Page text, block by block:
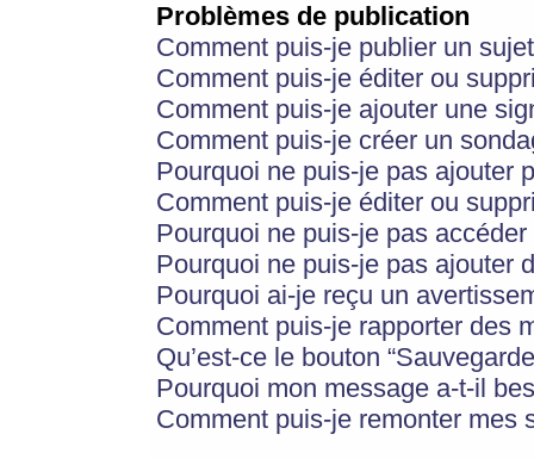
Problèmes de publication
Comment puis-je publier un
Comment puis-je éditer ou
Comment puis-je ajouter une
Comment puis-je créer un
Pourquoi ne puis-je pas ajouter
Comment puis-je éditer ou
Pourquoi ne puis-je pas
Pourquoi ne puis-je pas ajouter
Pourquoi ai-je reçu un
Comment puis-je rapporter des
Qu’est-ce le bouton
Pourquoi mon message a-t-il
Comment puis-je remonter mes